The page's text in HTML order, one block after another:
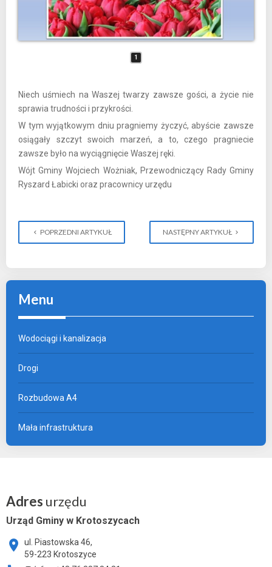
1
Niech uśmiech na Waszej twarzy zawsze gości, a życie nie
sprawia trudności i przykrości.
W tym wyjątkowym dniu pragniemy życzyć, abyście zawsze
osiągały szczyt swoich marzeń, a to, czego pragniecie
zawsze było na wyciągnięcie Waszej ręki.
Wójt Gminy Wojciech Wożniak, Przewodniczący Rady Gminy
Ryszard Łabicki oraz pracownicy urzędu
POPRZEDNI ARTYKUŁ NASTĘPNY ARTYKUŁ
Menu
Wodociągi i kanalizacja
Drogi
Rozbudowa A4
Mała infrastruktura
Adres urzędu
Urząd Gminy w Krotoszycach
ul. Piastowska 46,
59-223 Krotoszyce